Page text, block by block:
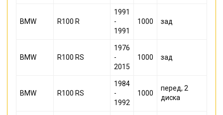
BMW R100 R
1991
-
1991
1000 зад
BMW R100 RS
1976
-
2015
1000 зад
BMW R100 RS
1984
-
1992
1000
перед, 2
диска